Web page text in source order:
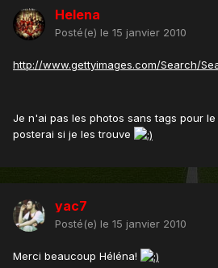
Helena
Posté(e) le 15 janvier 2010
http://www.gettyimages.com/Search/
Je n'ai pas les photos sans tags pour le
posterai si je les trouve
yac7
Posté(e) le 15 janvier 2010
Merci beaucoup Héléna!